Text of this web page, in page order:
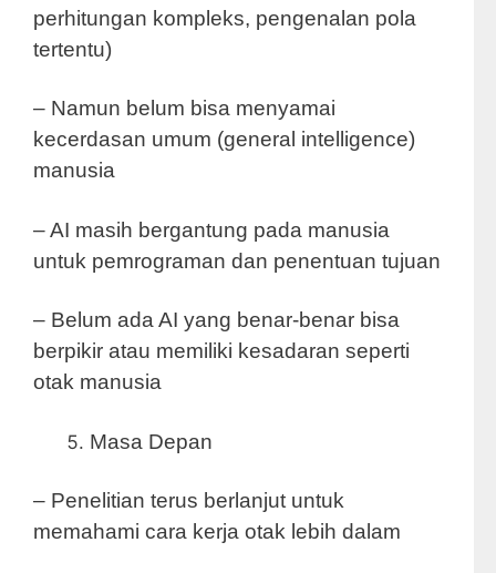
perhitungan kompleks, pengenalan pola
tertentu)
– Namun belum bisa menyamai
kecerdasan umum (general intelligence)
manusia
– AI masih bergantung pada manusia
untuk pemrograman dan penentuan tujuan
– Belum ada AI yang benar-benar bisa
berpikir atau memiliki kesadaran seperti
otak manusia
Masa Depan
– Penelitian terus berlanjut untuk
memahami cara kerja otak lebih dalam